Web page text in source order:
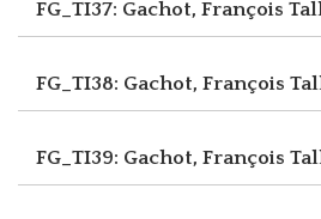
FG_TI37: Gachot, François
FG_TI38: Gachot, François
FG_TI39: Gachot, François